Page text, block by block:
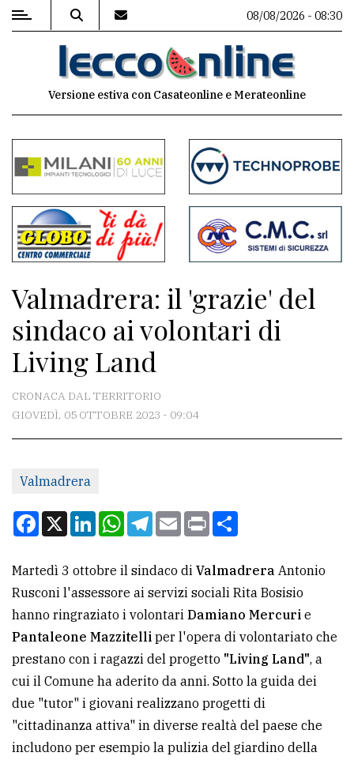
MENU
commenti
Contenuti
del
sito
Meteo
CONTATTI
La
redazione
Per
tua
CERCA
Cerca
per
comune
Ricerca
avanzata
08/08/2026 - 08:30
Versione estiva con Casateonline e Merateonline
Valmadrera: il 'grazie' del
sindaco ai volontari di
Living Land
CRONACA DAL TERRITORIO
GIOVEDÌ, 05 OTTOBRE 2023 - 09:04
Valmadrera
Facebook
X LinkedInWhatsApp
Telegram
EmailPrint
Martedì 3 ottobre il sindaco di Valmadrera Antonio
Rusconi l'assessore ai servizi sociali Rita Bosisio
hanno ringraziato i volontari Damiano Mercuri e
Pantaleone Mazzitelli per l'opera di volontariato che
prestano con i ragazzi del progetto "Living Land", a
cui il Comune ha aderito da anni. Sotto la guida dei
due "tutor" i giovani realizzano progetti di
"cittadinanza attiva" in diverse realtà del paese che
includono per esempio la pulizia del giardino della